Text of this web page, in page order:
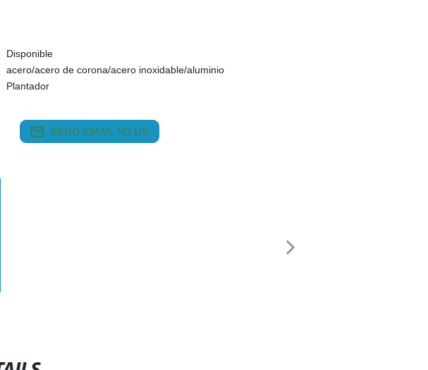
Disponible
acero/acero de corona/acero inoxidable/aluminio
Plantador
SEND EMAIL TO US